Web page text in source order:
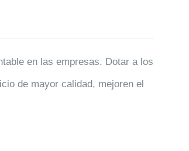
en las empresas. Dotar a los
de mayor calidad, mejoren el